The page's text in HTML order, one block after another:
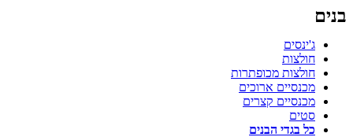
בנים
ג'ינסים
חולצות
חולצות מכופתרות
מכנסיים ארוכים
מכנסיים קצרים
סטים
כל בגדי הבנים